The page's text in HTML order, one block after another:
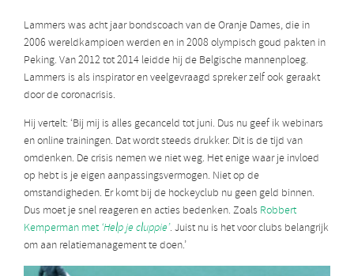
Lammers was acht jaar bondscoach van de Oranje Dames, die in
2006 wereldkampioen werden en in 2008 olympisch goud pakten in
Peking. Van 2012 tot 2014 leidde hij de Belgische mannenploeg.
Lammers is als inspirator en veelgevraagd spreker zelf ook geraakt
door de coronacrisis.
Hij vertelt: ‘Bij mij is alles gecanceld tot juni. Dus nu geef ik webinars
en online trainingen. Dat wordt steeds drukker. Dit is de tijd van
omdenken. De crisis nemen we niet weg. Het enige waar je invloed
op hebt is je eigen aanpassingsvermogen. Niet op de
omstandigheden. Er komt bij de hockeyclub nu geen geld binnen.
Dus moet je snel reageren en acties bedenken. Zoals Robbert
Kemperman met‘Help je cluppie’. Juist nu is het voor clubs belangrijk
om aan relatiemanagement te doen.’